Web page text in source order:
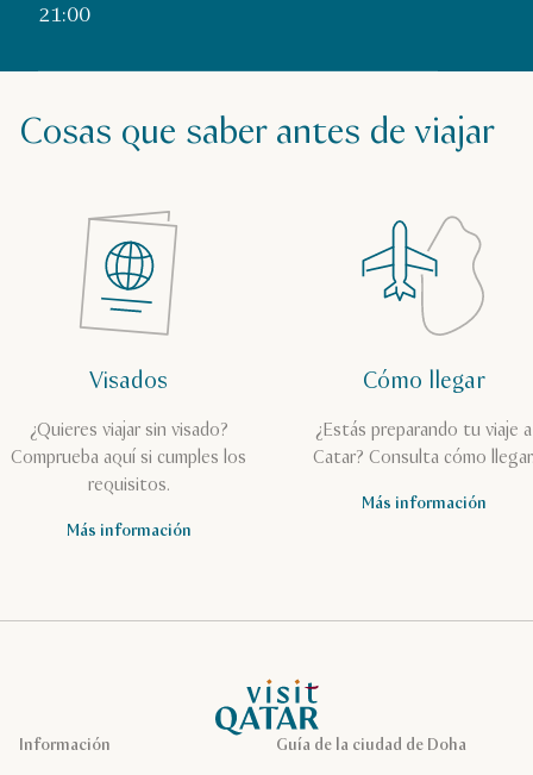
21:00
Cosas que saber antes de viajar
Visados
¿Quieres viajar sin visado?
Comprueba aquí si cumples los
requisitos.
Más información
Cómo llegar
¿Estás preparando tu viaje a
Catar? Consulta cómo
Más información
Página de inicio de Visit Qatar
Guía de la ciudad de Doha
Información